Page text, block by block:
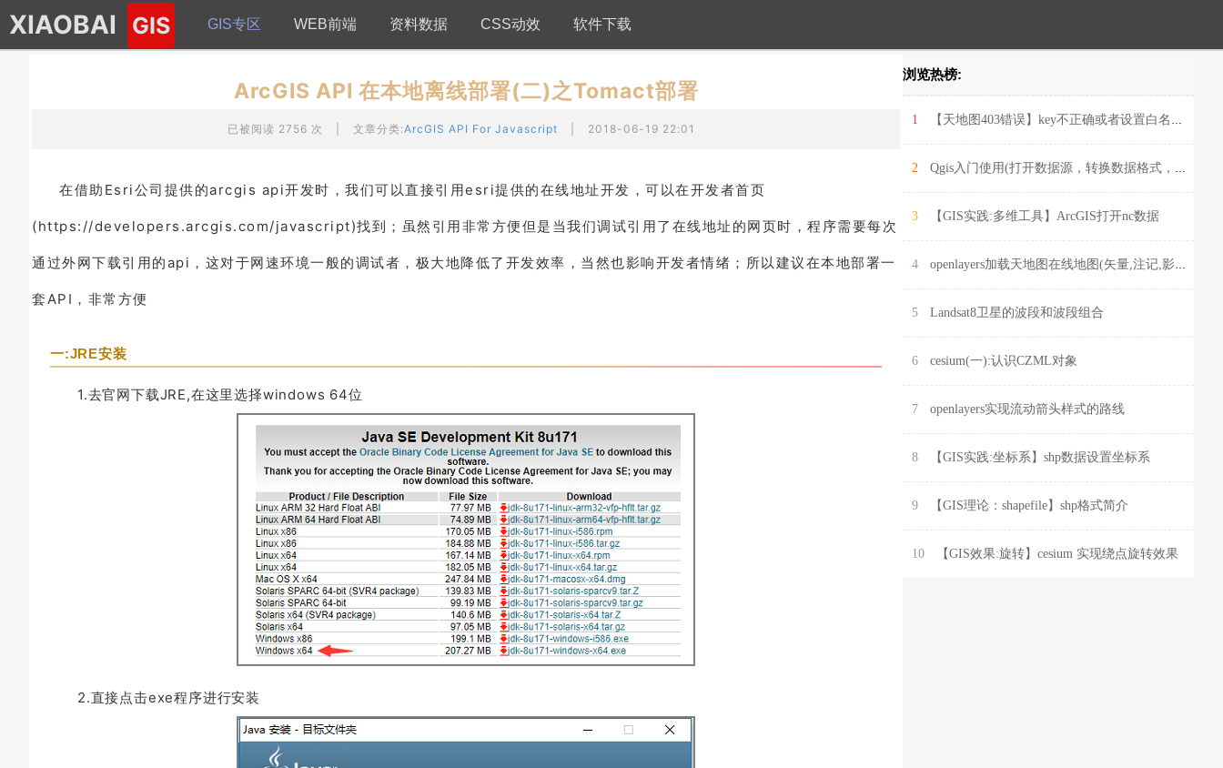
XIAOBAI GIS GIS专区 WEB前端 资料数据 CSS动效 软件下载
ArcGIS API 在本地离线部署(二)之Tomact部署
已被阅读 2756 次 文章分类:ArcGIS API For Javascript 2018-06-19 22:01
在借助Esri公司提供的arcgis api开发时，我们可以直接引用esri提供的在线地址开发，可以在开发者首页
(https://developers.arcgis.com/javascript)找到；虽然引用非常方便但是当我们调试引用了在线地址的网页时，程序需要每次
通过外网下载引用的api，这对于网速环境一般的调试者，极大地降低了开发效率，当然也影响开发者情绪；所以建议在本地部署一
套API，非常方便
一:JRE安装
1.去官网下载JRE,在这里选择windows 64位
2.直接点击exe程序进行安装
浏览热榜:
1 【天地图403错误】key不正确或者设置白名单引起
2 Qgis入门使用(打开数据源，转换数据格式，添加标注，符号化地图等)
3 【GIS实践:多维工具】ArcGIS打开nc数据
4 openlayers加载天地图在线地图(矢量,注记,影像图,地形图)并切换底图
5 Landsat8卫星的波段和波段组合
6 cesium(一):认识CZML对象
7 openlayers实现流动箭头样式的路线
8 【GIS实践:坐标系】shp数据设置坐标系
9 【GIS理论：shapefile】shp格式简介
10 【GIS效果:旋转】cesium 实现绕点旋转效果